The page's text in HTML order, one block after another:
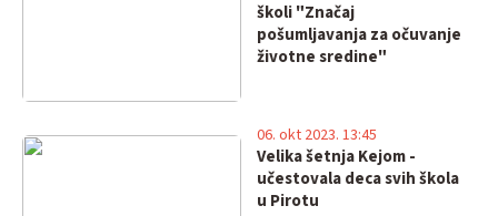
školi "Značaj
pošumljavanja za očuvanje
životne sredine"
Velika šetnja Kejom -
učestovala deca svih škola
u Pirotu
06. okt 2023. 13:45